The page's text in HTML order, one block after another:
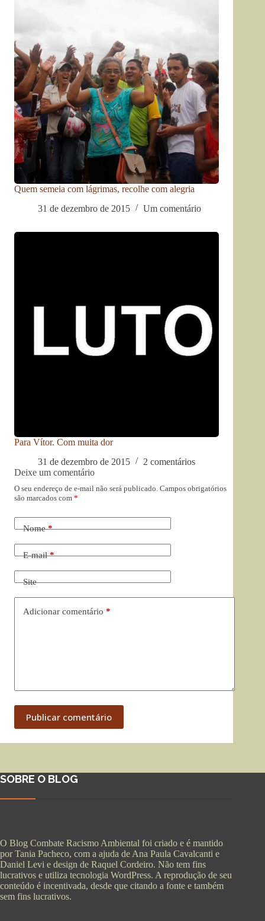
Quem semeia com lágrimas, recolhe com alegria
31 de dezembro de 2015
Um comentário
Para Vítor. Com muita dor
31 de dezembro de 2015
2 comentários
Deixe um comentário
O seu endereço de e-mail não será publicado. Campos obrigatórios
são marcados com *
Nome*
E-mail*
Site
Adicionar comentário *
Publicar comentário
SOBRE O BLOG
O Blog Combate Racismo Ambiental foi criado e é mantido
por Tania Pacheco, com a ajuda de Ana Paula Cavalcanti e
Daniel Levi e design de Raquel Cordeiro. Não tem fins
lucrativos e utiliza tecnologia WordPress. A reprodução de seu
conteúdo é incentivada, desde que citando a fonte e também
sem fins lucrativos.